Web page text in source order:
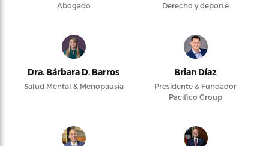
Abogado Derecho y deporte
Dra. Bárbara D. Barros
Salud Mental & Menopausia
Brian Díaz
Presidente & Fundador
Pacifico Group